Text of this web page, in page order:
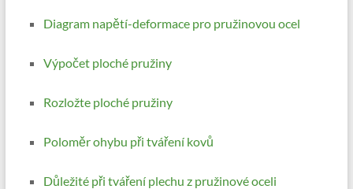
Diagram napětí-deformace pro pružinovou ocel
Výpočet ploché pružiny
Rozložte ploché pružiny
Poloměr ohybu při tváření kovů
Důležité při tváření plechu z pružinové oceli